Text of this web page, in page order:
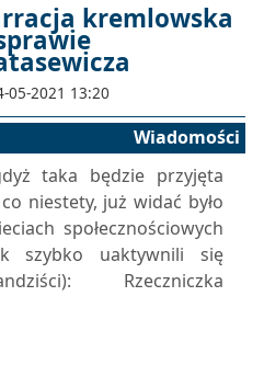
kremlowska
05-2021 13:20
Wiadomości
taka będzie przyjęta
niestety, już widać było
społecznościowych
szybko uaktywnili się
Rzeczniczka